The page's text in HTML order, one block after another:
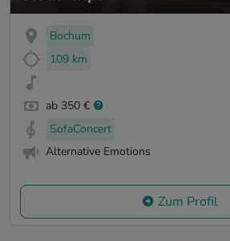
Bochum
109 km
ab 350 €
SofaConcert
Alternative Emotions
Zum Profil